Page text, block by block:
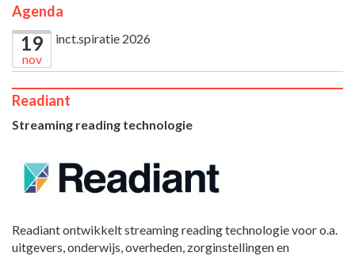
Agenda
19
nov
inct.spiratie 2026
Readiant
Streaming reading technologie
Readiant ontwikkelt streaming reading technologie voor o.a.
uitgevers, onderwijs, overheden, zorginstellingen en